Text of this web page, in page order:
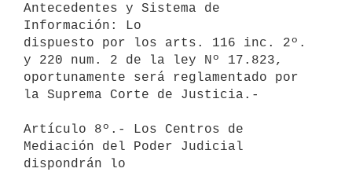
Antecedentes y Sistema de
Información: Lo
dispuesto por los arts. 116 inc. 2º.
y 220 num. 2 de la ley Nº 17.823,
oportunamente será reglamentado por
la Suprema Corte de Justicia.-
Artículo 8º.- Los Centros de
Mediación del Poder Judicial
dispondrán lo